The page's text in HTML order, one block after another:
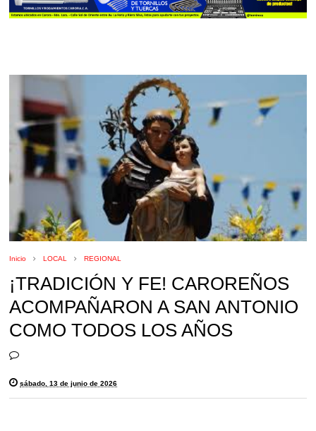
Inicio LOCAL REGIONAL
¡TRADICIÓN Y FE! CAROREÑOS
ACOMPAÑARON A SAN ANTONIO
COMO TODOS LOS AÑOS
sábado, 13 de junio de 2026